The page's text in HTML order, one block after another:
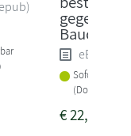
gegen
Bauchfett
eBook
Sofort
(Download)
€22,99